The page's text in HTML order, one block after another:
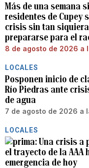
Más de una semana
residentes de Cupey
crisis sin tan
prepararse para el
8 de agosto de 2026 a
LOCALES
Posponen inicio de
Río Piedras ante
de agua
7 de agosto de 2026 a
LOCALES
Una crisis a
el trayecto de la AAA
emergencia de hoy